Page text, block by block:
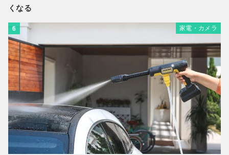
くなる
6 家電・カメラ